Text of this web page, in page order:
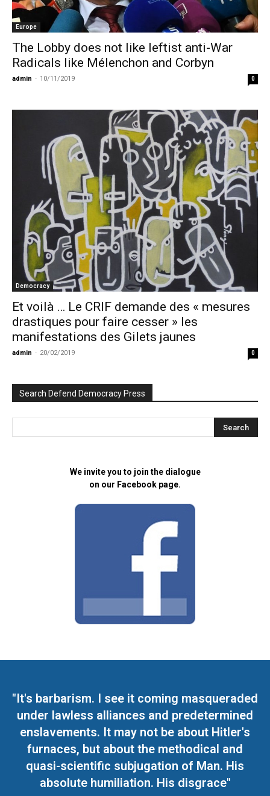
Europe
The Lobby does not like leftist anti-War
Radicals like Mélenchon and Corbyn
admin - 10/11/2019 0
Democracy
Et voilà … Le CRIF demande des « mesures
drastiques pour faire cesser » les
manifestations des Gilets jaunes
admin - 20/02/2019 0
Search Defend Democracy Press
We invite you to join the dialogue
on our Facebook page.
"It's barbarism. I see it coming masqueraded
under lawless alliances and predetermined
enslavements. It may not be about Hitler's
furnaces, but about the methodical and
quasi-scientific subjugation of Man. His
absolute humiliation. His disgrace"